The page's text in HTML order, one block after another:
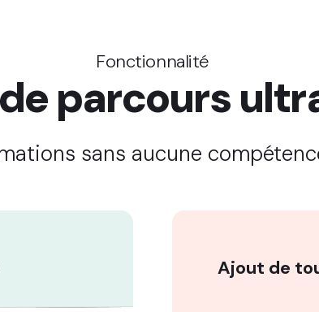
Fonctionnalité
parcours
sans aucune
Ajout de